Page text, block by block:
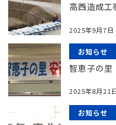
高西造成工
2025年9月7日
お知らせ
智恵子の里
2025年8月21
お知らせ